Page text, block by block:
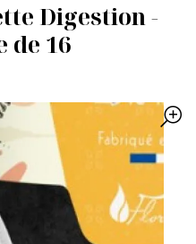
Digestion -
de 16